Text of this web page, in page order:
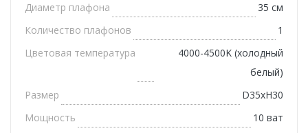
Диаметр плафона
35 см
Количество плафонов
1
Цветовая температура
4000-4500K (холодный
белый)
Размер
D35xH30
Мощность
10 ват